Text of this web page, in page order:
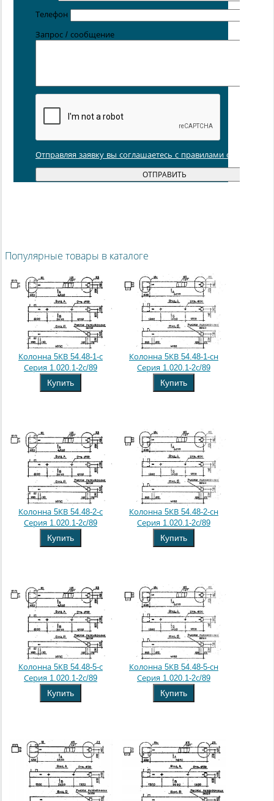
Телефон
Запрос / сообщение
Отправляя заявку вы соглашаетесь с правилами обработки
Популярные товары в каталоге
Колонна 5КВ 54.48-1-с
Серия 1.020.1-2с/89
Купить
Колонна 5КВ 54.48-1-сн
Серия 1.020.1-2с/89
Купить
Колонна 5КВ 54.48-2-с
Серия 1.020.1-2с/89
Купить
Колонна 5КВ 54.48-2-сн
Серия 1.020.1-2с/89
Купить
Колонна 5КВ 54.48-5-с
Серия 1.020.1-2с/89
Купить
Колонна 5КВ 54.48-5-сн
Серия 1.020.1-2с/89
Купить